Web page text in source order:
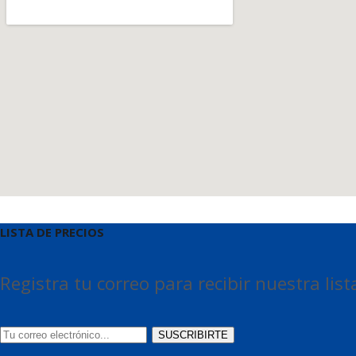
LISTA DE PRECIOS
Registra tu correo para recibir nuestra
SUSCRIBIRTE